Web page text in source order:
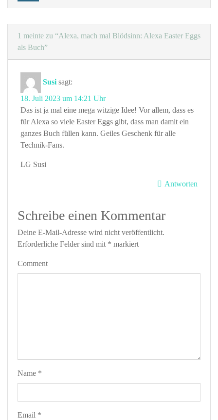
1 meinte zu “Alexa, mach mal Blödsinn: Alexa Easter Eggs
als Buch”
Susi sagt:
18. Juli 2023 um 14:21 Uhr
Das ist ja mal eine mega witzige Idee! Vor allem, dass es
für Alexa so viele Easter Eggs gibt, dass man damit ein
ganzes Buch füllen kann. Geiles Geschenk für alle
Technik-Fans.
LG Susi
Antworten
Schreibe einen Kommentar
Deine E-Mail-Adresse wird nicht veröffentlicht.
Erforderliche Felder sind mit * markiert
Comment
Name *
Email *